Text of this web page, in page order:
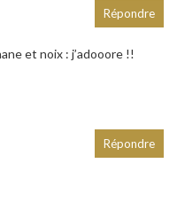
et noix : j’adooore !!
Répondre
Répondre